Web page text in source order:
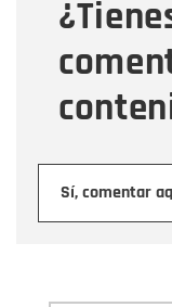
Sí, comentar
Mensaje